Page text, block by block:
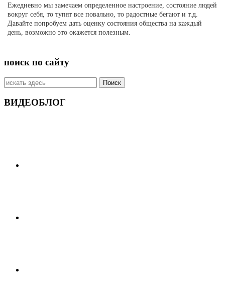
Ежедневно мы замечаем определенное настроение, состояние людей
вокруг себя, то тупят все повально, то радостные бегают и т.д.
Давайте попробуем дать оценку состояния общества на каждый
день, возможно это окажется полезным.
поиск по сайту
Искать:
ВИДЕОБЛОГ